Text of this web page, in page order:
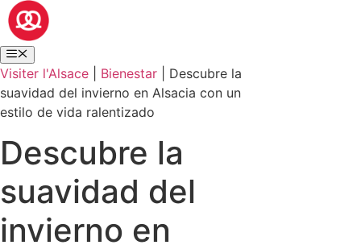
Visiter l'Alsace Bienestar
Descubre la
suavidad del invierno en Alsacia con un
estilo de vida ralentizado
Descubre la
suavidad del
invierno en